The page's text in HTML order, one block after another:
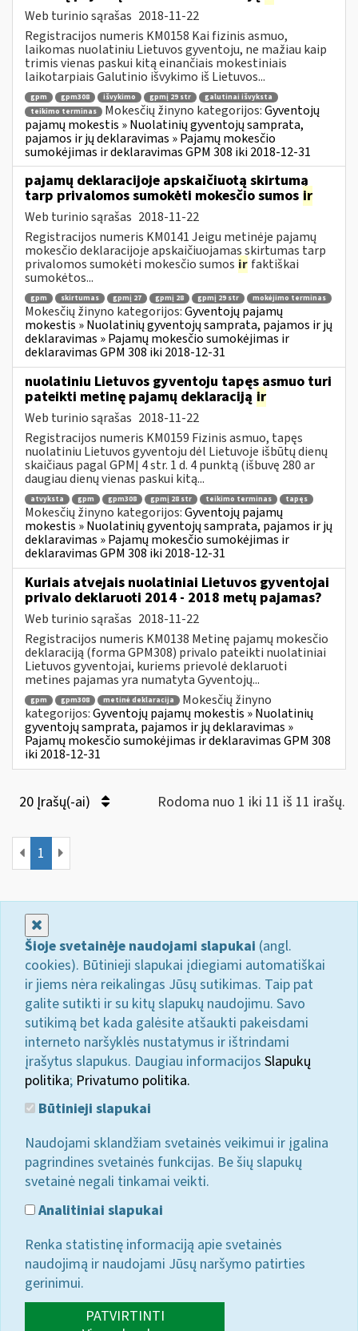
Web turinio sąrašas 2018-11-22
Registracijos numeris KM0158 Kai fizinis asmuo,
laikomas nuolatiniu Lietuvos gyventoju, ne mažiau kaip
trimis vienas paskui kitą einančiais mokestiniais
laikotarpiais Galutinio išvykimo iš Lietuvos...
gpm gpm308 išvykimo gpmį 29 str
galutinai išvyksta
teikimo terminas
Mokesčių žinyno kategorijos:Gyventojų
pajamų mokestis » Nuolatinių gyventojų samprata,
pajamos ir jų deklaravimas » Pajamų mokesčio
sumokėjimas ir deklaravimas GPM 308 iki 2018-12-31
pajamų deklaracijoje apskaičiuotą skirtumą
tarp privalomos sumokėti mokesčio sumos ir
Web turinio sąrašas 2018-11-22
Registracijos numeris KM0141 Jeigu metinėje pajamų
mokesčio deklaracijoje apskaičiuojamas skirtumas tarp
privalomos sumokėti mokesčio sumos ir faktiškai
sumokėtos...
gpm skirtumas gpmį 27 gpmį 28 gpmį 29 str mokėjimo terminas
Mokesčių žinyno kategorijos:Gyventojų pajamų
mokestis » Nuolatinių gyventojų samprata, pajamos ir jų
deklaravimas » Pajamų mokesčio sumokėjimas ir
deklaravimas GPM 308 iki 2018-12-31
nuolatiniu Lietuvos gyventoju tapęs asmuo turi
pateikti metinę pajamų deklaraciją ir
Web turinio sąrašas 2018-11-22
Registracijos numeris KM0159 Fizinis asmuo, tapęs
nuolatiniu Lietuvos gyventoju dėl Lietuvoje išbūtų dienų
skaičiaus pagal GPMĮ 4 str. 1 d. 4 punktą (išbuvę 280 ar
daugiau dienų vienas paskui kitą...
atvyksta gpm gpm308 gpmį 28 str teikimo terminas tapęs
Mokesčių žinyno kategorijos:Gyventojų pajamų
mokestis » Nuolatinių gyventojų samprata, pajamos ir jų
deklaravimas » Pajamų mokesčio sumokėjimas ir
deklaravimas GPM 308 iki 2018-12-31
Kuriais atvejais nuolatiniai Lietuvos gyventojai
privalo deklaruoti 2014 - 2018 metų pajamas?
Web turinio sąrašas 2018-11-22
Registracijos numeris KM0138 Metinę pajamų mokesčio
deklaraciją (forma GPM308) privalo pateikti nuolatiniai
Lietuvos gyventojai, kuriems prievolė deklaruoti
metines pajamas yra numatyta Gyventojų...
gpm gpm308 metinė deklaracija
Mokesčių žinyno
kategorijos:Gyventojų pajamų mokestis » Nuolatinių
gyventojų samprata, pajamos ir jų deklaravimas »
Pajamų mokesčio sumokėjimas ir deklaravimas GPM 308
iki 2018-12-31
20 Įrašų(-ai) Rodoma nuo 1 iki 11 iš 11 irašų.
1
Šioje svetainėje naudojami slapukai (angl.
cookies). Būtinieji slapukai įdiegiami automatiškai
ir jiems nėra reikalingas Jūsų sutikimas. Taip pat
galite sutikti ir su kitų slapukų naudojimu. Savo
sutikimą bet kada galėsite atšaukti pakeisdami
interneto naršyklės nustatymus ir ištrindami
įrašytus slapukus. Daugiau informacijos Slapukų
politika; Privatumo politika.
Būtinieji slapukai
Naudojami sklandžiam svetainės veikimui ir įgalina
pagrindines svetainės funkcijas. Be šių slapukų
svetainė negali tinkamai veikti.
Analitiniai slapukai
Renka statistinę informaciją apie svetainės
naudojimą ir naudojami Jūsų naršymo patirties
gerinimui.
PATVIRTINTI